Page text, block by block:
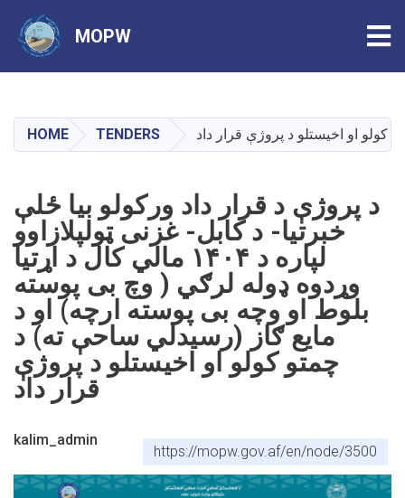
main
content
MOPW
HOME TENDERS
د پروژې د قرار داد ورکولو بیا ځلې
خبرتیا- د کابل- غزنی ټولپلازاوو
لپاره د ۱۴۰۴ مالي کال د اړتیا
وړدوه ډوله لرګي ( وچ بی پوسته
بلوط او وچه بی پوسته ارچه) او د
مایع ګاز (رسیدلي ساحې ته) د
چمتو کولو او اخیستلو د پروژې
قرار داد
kalim_admin
https://mopw.gov.af/en/node/3500